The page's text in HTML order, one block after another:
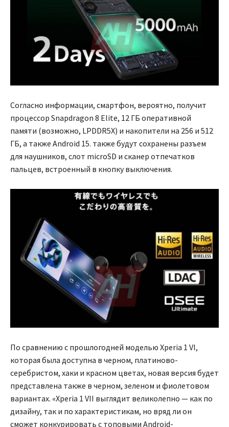
Согласно информации, смартфон, вероятно, получит
процессор Snapdragon 8 Elite, 12 ГБ оперативной
памяти (возможно, LPDDR5X) и накопители на 256 и 512
ГБ, а также Android 15. также будут сохранены разъем
для наушников, слот microSD и сканер отпечатков
пальцев, встроенный в кнопку выключения.
По сравнению с прошлогодней моделью Xperia 1 VI,
которая была доступна в черном, платиново-
серебристом, хаки и красном цветах, новая версия будет
представлена также в черном, зеленом и фиолетовом
вариантах. «Xperia 1 VII выглядит великолепно — как по
дизайну, так и по характеристикам, но вряд ли он
сможет конкурировать с топовыми Android-